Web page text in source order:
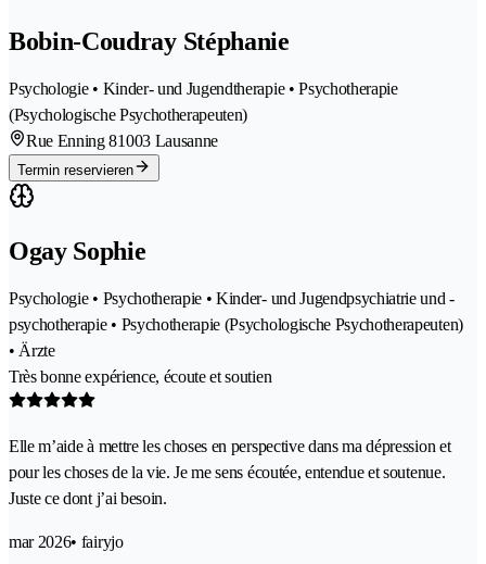
Bobin-Coudray Stéphanie
Psychologie • Kinder- und Jugendtherapie • Psychotherapie
(Psychologische Psychotherapeuten)
Rue Enning 81003 Lausanne
Termin reservieren
Ogay Sophie
Psychologie • Psychotherapie • Kinder- und Jugendpsychiatrie und -
psychotherapie • Psychotherapie (Psychologische Psychotherapeuten)
• Ärzte
Très bonne expérience, écoute et soutien
Elle m’aide à mettre les choses en perspective dans ma dépression et
pour les choses de la vie. Je me sens écoutée, entendue et soutenue.
Juste ce dont j’ai besoin.
mar 2026• fairyjo